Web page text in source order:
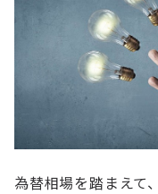
為替相場を踏まえて